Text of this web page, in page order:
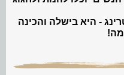
- היא בישלה והכינה